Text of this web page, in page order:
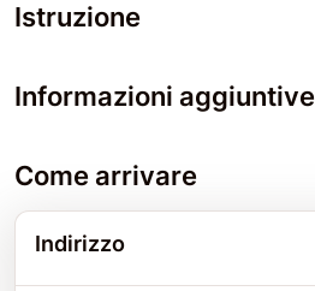
Istruzione
Informazioni aggiuntive
Come arrivare
Indirizzo